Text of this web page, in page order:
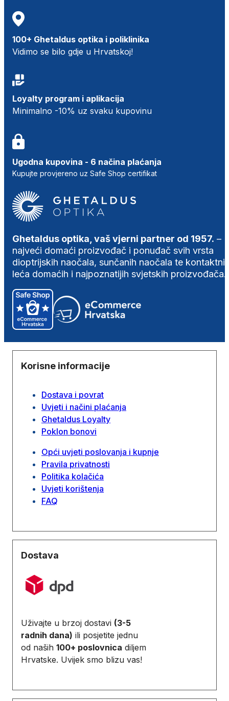
100+ Ghetaldus optika i poliklinika
Vidimo se bilo gdje u Hrvatskoj!
Loyalty program i aplikacija
Minimalno -10% uz svaku kupovinu
Ugodna kupovina - 6 načina plaćanja
Kupujte provjereno uz Safe Shop certifikat
Ghetaldus optika, vaš vjerni partner od 1957. –
najveći domaći proizvođač i ponuđač svih vrsta
dioptrijskih naočala, sunčanih naočala te
leća domaćih i najpoznatijih svjetskih proizvođača.
Korisne informacije
Dostava i povrat
Uvjeti i načini plaćanja
Ghetaldus Loyalty
Poklon bonovi
Opći uvjeti poslovanja i kupnje
Pravila privatnosti
Politika kolačića
Uvjeti korištenja
FAQ
Dostava
Uživajte u brzoj dostavi (3-5
radnih dana) ili posjetite jednu
od naših 100+ poslovnica diljem
Hrvatske. Uvijek smo blizu vas!